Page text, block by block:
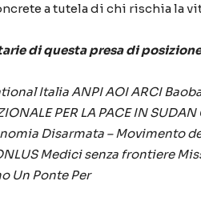
a tutela di chi rischia la
di questa presa di
ItaliaANPIAOIARCI
PER LA PACE IN SUDAN
Disarmata – Movimento
Medici senza frontiere
Un Ponte Per